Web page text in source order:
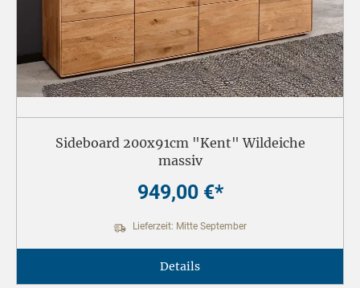
Sideboard 200x91cm "Kent" Wildeiche
massiv
949,00 €*
Lieferzeit: Mitte September
Details